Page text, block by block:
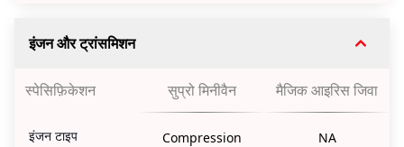
इंजन और ट्रांसमिशन
स्पेसिफ़िकेशन सुप्रो मिनीवैन मैजिक आइरिस जिवा
इंजन टाइप
Compression
NA